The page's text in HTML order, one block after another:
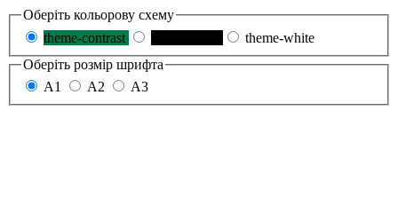
Оберіть кольорову схему
theme-contrast
theme-white
Оберіть розмір шрифта
A1
A2 A3